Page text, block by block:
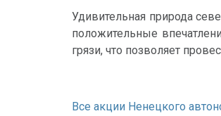
Удивительная природа
положительные
грязи, что позволяет
Все акции Ненецкого